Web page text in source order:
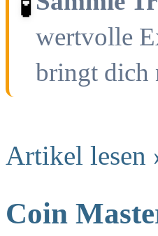
🧪
wertvolle
bringt dich
Artikel lesen
Coin